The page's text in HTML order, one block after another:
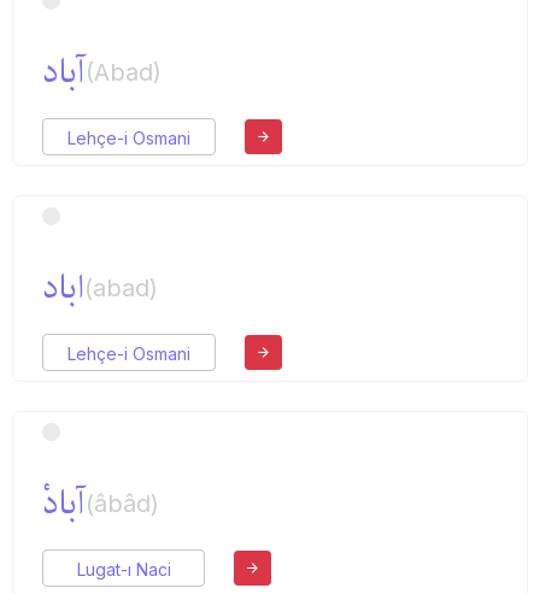
آباد(Abad)
Lehçe-i Osmani
اباد(abad)
Lehçe-i Osmani
آبادْ(âbâd)
Lugat-ı Naci